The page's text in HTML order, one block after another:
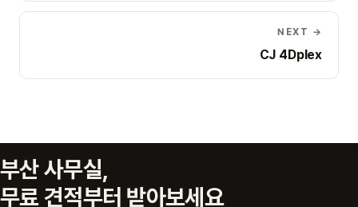
NEXT →
CJ 4Dplex
부산 사무실,
무료 견적부터 받아보세요